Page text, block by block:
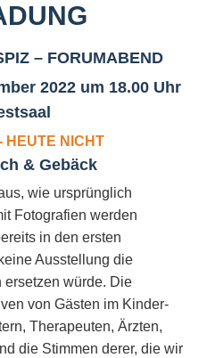
– FORUMABEND
2022 um 18.00 Uhr
HEUTE NICHT
& Gebäck
wie ursprünglich
Fotografien werden
in den ersten
Ausstellung die
ersetzen würde. Die
von Gästen im Kinder-
Therapeuten, Ärzten,
die Stimmen derer, die wir